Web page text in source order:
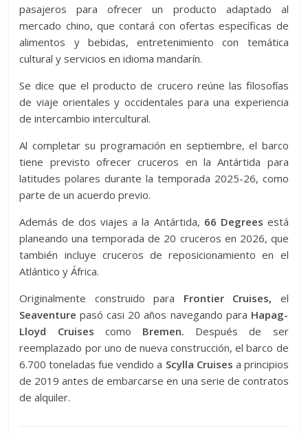
pasajeros para ofrecer un producto adaptado al
mercado chino, que contará con ofertas específicas de
alimentos y bebidas, entretenimiento con temática
cultural y servicios en idioma mandarín.
Se dice que el producto de crucero reúne las filosofías
de viaje orientales y occidentales para una experiencia
de intercambio intercultural.
Al completar su programación en septiembre, el barco
tiene previsto ofrecer cruceros en la Antártida para
latitudes polares durante la temporada 2025-26, como
parte de un acuerdo previo.
Además de dos viajes a la Antártida, 66 Degrees está
planeando una temporada de 20 cruceros en 2026, que
también incluye cruceros de reposicionamiento en el
Atlántico y África.
Originalmente construido para Frontier Cruises, el
Seaventure pasó casi 20 años navegando para Hapag-
Lloyd Cruises como Bremen. Después de ser
reemplazado por uno de nueva construcción, el barco de
6.700 toneladas fue vendido a Scylla Cruises a principios
de 2019 antes de embarcarse en una serie de contratos
de alquiler.